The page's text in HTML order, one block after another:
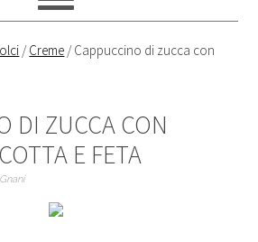
/Creme /Cappuccino di zucca con
DI ZUCCA CON
E FETA